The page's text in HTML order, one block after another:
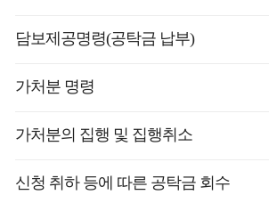
담보제공명령(공탁금 납부)
가처분 명령
가처분의 집행 및 집행취소
신청 취하 등에 따른 공탁금 회수